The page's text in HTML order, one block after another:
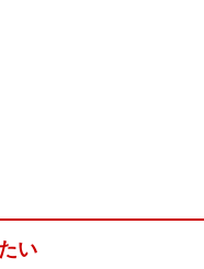
い